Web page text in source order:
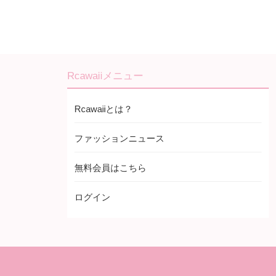
Rcawaiiメニュー
Rcawaiiとは？
ファッションニュース
無料会員はこちら
ログイン